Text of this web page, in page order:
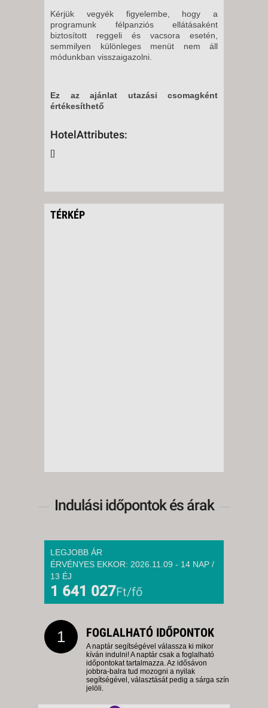
Kérjük vegyék figyelembe, hogy a
programunk félpanziós ellátásaként
biztosított reggeli és vacsora esetén,
semmilyen különleges menüt nem áll
módunkban visszaigazolni.
Ez az ajánlat utazási csomagként
értékesíthető
HotelAttributes:
[]
TÉRKÉP
Indulási időpontok és árak
LEGJOBB ÁR
ÉRVÉNYES EKKOR: 2026.11.09 - 14 NAP /
13 ÉJ
1 641 027Ft/fő
1 FOGLALHATÓ IDŐPONTOK
A naptár segítségével válassza ki mikor
kíván indulni! A naptár csak a foglalható
időpontokat tartalmazza. Az idősávon
jobbra-balra tud mozogni a nyilak
segítségével, választását pedig a sárga szín
jelöli.